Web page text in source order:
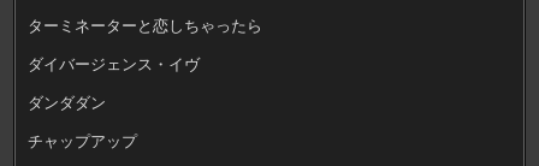
ターミネーターと恋しちゃったら
ダイバージェンス・イヴ
ダンダダン
チャップアップ